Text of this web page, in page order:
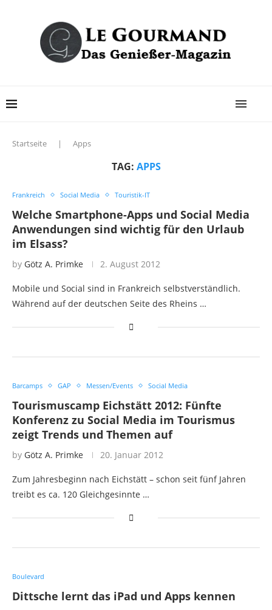
Startseite | Apps
TAG: APPS
Frankreich Social Media Touristik-IT
Welche Smartphone-Apps und Social Media
Anwendungen sind wichtig für den Urlaub
im Elsass?
by Götz A. Primke 2. August 2012
Mobile und Social sind in Frankreich selbstverständlich.
Während auf der deutschen Seite des Rheins …
Barcamps GAP Messen/Events Social Media
Tourismuscamp Eichstätt 2012: Fünfte
Konferenz zu Social Media im Tourismus
zeigt Trends und Themen auf
by Götz A. Primke 20. Januar 2012
Zum Jahresbeginn nach Eichstätt – schon seit fünf Jahren
treibt es ca. 120 Gleichgesinnte …
Boulevard
Dittsche lernt das iPad und Apps kennen